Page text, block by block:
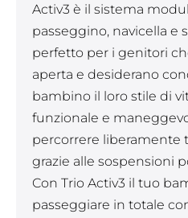
Activ3 è il sistema
passeggino, navicella e
perfetto per i genitori
aperta e desiderano
bambino il loro stile di
funzionale e
percorrere liberamente
grazie alle sospensioni
Con Trio Activ3 il tuo
passeggiare in totale